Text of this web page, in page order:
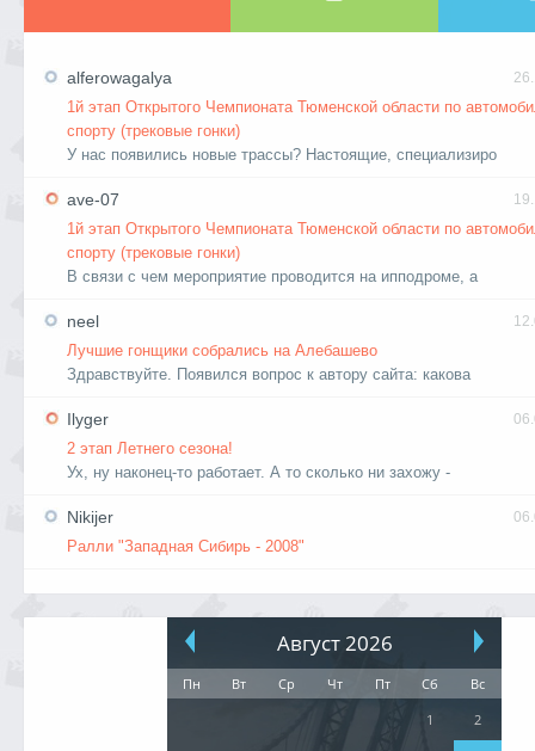
alferowagalya
1й этап Открытого Чемпионата Тюменской области по
спорту (трековые гонки)
У нас появились новые трассы? Настоящие, специализиро
ave-07
1й этап Открытого Чемпионата Тюменской области по
спорту (трековые гонки)
В связи с чем мероприятие проводится на ипподроме, а
neel
Лучшие гонщики собрались на Алебашево
Здравствуйте. Появился вопрос к автору сайта: какова
Ilyger
2 этап Летнего сезона!
Ух, ну наконец-то работает. А то сколько ни захожу -
Nikijer
Ралли "Западная Сибирь - 2008"
Август 2026
Пн Вт Ср Чт Пт Сб
Вс
1
2